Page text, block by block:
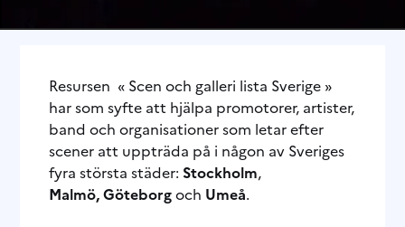
Resursen « Scen och galleri lista Sverige »
har som syfte att hjälpa promotorer, artister,
band och organisationer som letar efter
scener att uppträda på i någon av Sveriges
fyra största städer:Stockholm,
Malmö, Göteborgoch Umeå.